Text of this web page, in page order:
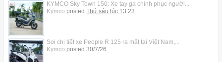
KYMCO Sky Town 150: Xe tay ga chinh phục người...
Kymco posted Thứ sáu lúc 13:23
Soi chi tiết xe People R 125 ra mắt tại Việt Nam,...
Kymco posted 30/7/26